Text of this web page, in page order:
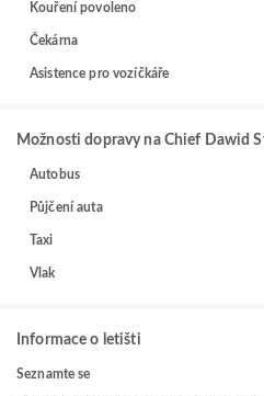
Kouření povoleno
Čekárna
Asistence pro vozíčkáře
Možnosti dopravy na Chief Dawid
Autobus
Půjčení auta
Taxi
Vlak
Informace o letišti
Seznamte se